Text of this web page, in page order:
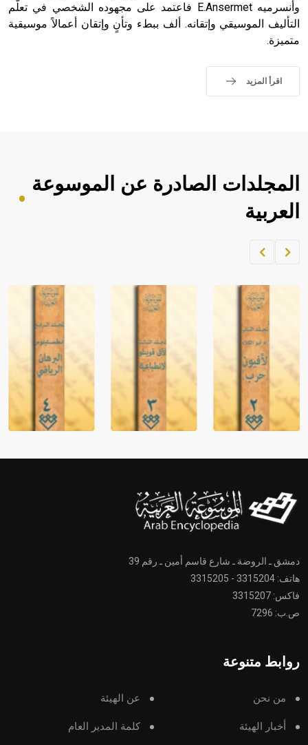
وأنسرميه E.Ansermet فاعتمد على مجهوده الشخصي في تعلّم
التأليف الموسيقي وإتقانه. ألف ببطء وتأنٍ وإتقان أعمالاً موسيقية
متميزة.
اقرأ المزيد
المجلدات الصادرة عن الموسوعة
العربية
دمشق ـ الروضة ـ شارع قاسم أمين ـ رقم 39
هاتف: 3315204 - 3315205
فاكس: 3315207
ص.ب: 7296
روابط متنوعة
من نحن عن الهيئة
أخبار الهيئة كلمة المدير العام